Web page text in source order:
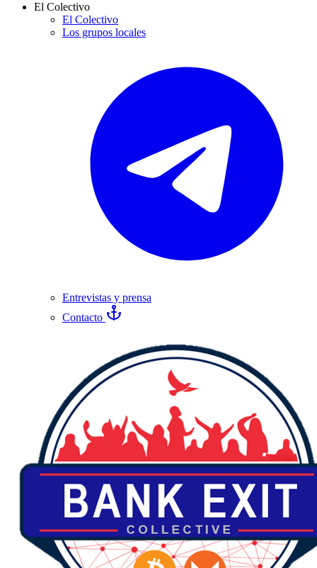
El Colectivo
El Colectivo
Los grupos locales
Entrevistas y prensa
Contacto